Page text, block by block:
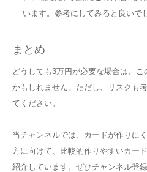
います。参考にしてみると良いで
まとめ
どうしても3万円が必要な場合は、
かもしれません。ただし、リスクも
てください。
当チャンネルでは、カードが作りに
方に向けて、比較的作りやすいカー
紹介しています。ぜひチャンネル登